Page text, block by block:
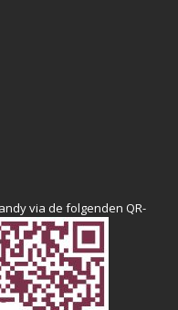
via de folgenden QR-